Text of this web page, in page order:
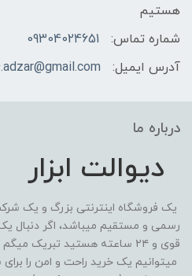
هستیم
شماره تماس:
09304024651
آدرس ایمیل:
درباره ما
دیوالت ابزار
یک فروشگاه اینترنتی بزرگ و یک
رسمی و مستقیم میباشد، اگر دنبال
قوی و ۲۴ ساعته هستید تبریک
میتوانیم یک خرید راحت و امن را برای